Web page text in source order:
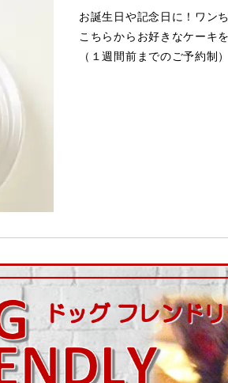
お誕生日や記念日に！ワン
こちらからお好きなケーキ
（１週間前までのご予約制）